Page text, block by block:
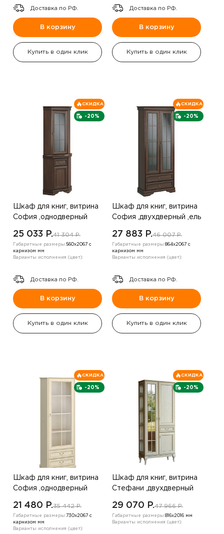
Доставка по РФ.
В корзину
Купить в один клик
Доставка по РФ.
В корзину
Купить в один клик
-20%
СКИДКА
Шкаф для книг, витрина
София ,однодверный
25 033 P.41 304 P.
Габаритные размеры:560х2067 с
карнизом мм
Варианты исполнения (цвет):
Доставка по РФ.
В корзину
Купить в один клик
-20%
СКИДКА
Шкаф для книг, витрина
София ,двухдверный ,ель
27 883 P.46 007 P.
Габаритные размеры:864х2067 с
карнизом мм
Варианты исполнения (цвет):
Доставка по РФ.
В корзину
Купить в один клик
-20%
СКИДКА
Шкаф для книг, витрина
София ,однодверный
21 480 P.35 442 P.
Габаритные размеры: 730х2067 с
карнизом мм
Варианты исполнения (цвет):
-20%
СКИДКА
Шкаф для книг, витрина
Стефани ,двухдверный
29 070 P.47 966 P.
Габаритные размеры:816х2016 мм
Варианты исполнения (цвет):